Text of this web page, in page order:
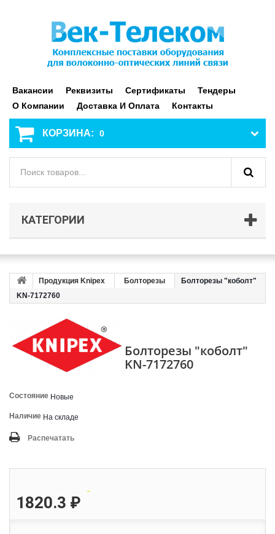
Вакансии Реквизиты Сертификаты
Тендеры
О Компании
Доставка И Оплата Контакты
КОРЗИНА: 0
КАТЕГОРИИ
Продукция Knipex Болторезы
Болторезы "коболт"
KN-7172760
Болторезы "коболт"
KN-7172760
Состояние Новые
Наличие На складе
Распечатать
1820.3 ₽